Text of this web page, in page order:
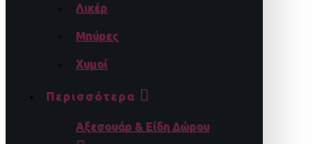
Λικέρ
Μπύρες
Χυμοί
Περισσότερα
Αξεσουάρ & Είδη Δώρου